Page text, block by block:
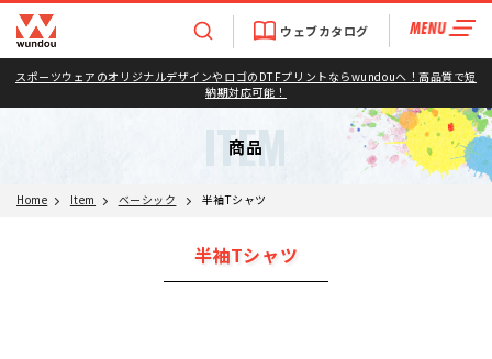
スポーツウェアのオリジナルデザインやロゴのDTFプリントならwundouへ！高品質で短
納期対応可能！
ウェブカタログ
商品
ITEM
Home Item ベーシック 半袖Tシャツ
半袖Tシャツ